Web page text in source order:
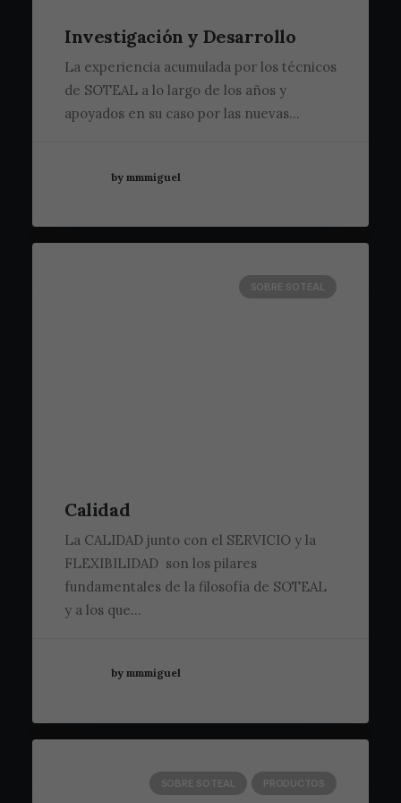
Investigación y Desarrollo
La experiencia acumulada por los técnicos
de SOTEAL a lo largo de los años y
apoyados en su caso por las nuevas…
by mmmiguel
SOBRE SOTEAL
Calidad
La CALIDAD junto con el SERVICIO y la
FLEXIBILIDAD son los pilares
fundamentales de la filosofía de SOTEAL
y a los que…
by mmmiguel
SOBRE SOTEAL PRODUCTOS